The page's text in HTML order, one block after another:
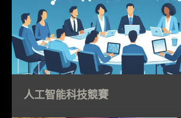
人工智能科技競賽